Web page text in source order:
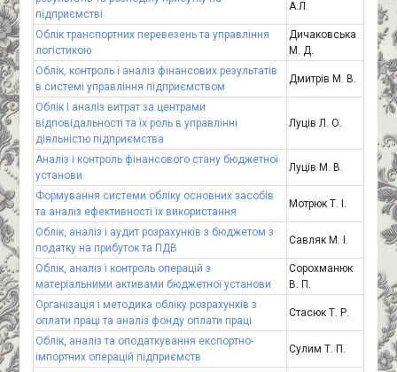
підприємстві
А.Л.
Облік транспортних перевезень та управління
логістикою
Дичаковська
М. Д.
Облік, контроль і аналіз фінансових результатів
в системі управління підприємством
Дмитрів М. В.
Облік і аналіз витрат за центрами
відповідальності та їх роль в управлінні
діяльністю підприємства
Луців Л. О.
Аналіз і контроль фінансового стану бюджетної
установи
Луців М. В.
Формування системи обліку основних засобів
та аналіз ефективності їх використання
Мотрюк Т. І.
Облік, аналіз і аудит розрахунків з бюджетом з
податку на прибуток та ПДВ
Савляк М. І.
Облік, аналіз і контроль операцій з
матеріальними активами бюджетної установи
Сорохманюк
В. П.
Організація і методика обліку розрахунків з
оплати праці та аналіз фонду оплати праці
Стасюк Т. Р.
Облік, аналіз та оподаткування експортно-
імпортних операцій підприємств
Сулим Т. П.